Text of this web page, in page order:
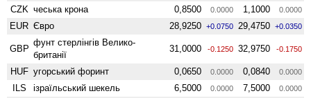
CZK чеська крона 0,8500 0.0000 1,1000 0.0000
EUR Євро 28,9250 +0.0750 29,4750 +0.0350
GBP
фунт стерлінгів Велико­
британії
31,0000 -0.1250 32,9750 -0.1750
HUF угорський форинт 0,0650 0.0000 0,0840 0.0000
ILS ізраїльський шекель 6,5000 0.0000 7,5000 0.0000